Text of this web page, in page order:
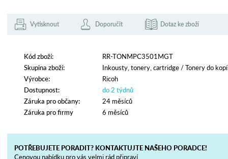
Vytisknout Doporučit Dotaz ke zboží
Kód zboží:
RR-TONMPC3501MGT
Skupina zboží:
Inkousty, tonery, cartridge /Tonery do
Výrobce:
Ricoh
Dostupnost:
do 2 týdnů
Záruka pro občany:
24 měsíců
Záruka pro firmy
6 měsíců
POTŘEBUJETE PORADIT? KONTAKTUJTE NAŠEHO PORADCE!
Cenovou nabídku pro vás velmi rád připraví